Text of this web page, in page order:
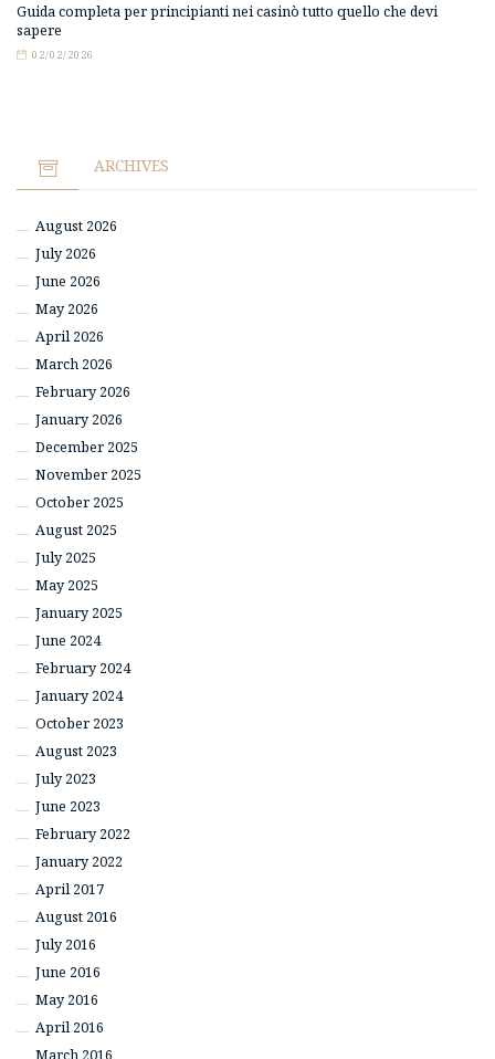
Guida completa per principianti nei casinò tutto quello che devi
sapere
02/02/2026
ARCHIVES
August 2026
July 2026
June 2026
May 2026
April 2026
March 2026
February 2026
January 2026
December 2025
November 2025
October 2025
August 2025
July 2025
May 2025
January 2025
June 2024
February 2024
January 2024
October 2023
August 2023
July 2023
June 2023
February 2022
January 2022
April 2017
August 2016
July 2016
June 2016
May 2016
April 2016
March 2016